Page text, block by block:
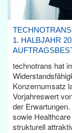
1. HALBJAHR
technotrans hat
Konzernumsatz
Vorjahreswert
der
sowie
strukturell